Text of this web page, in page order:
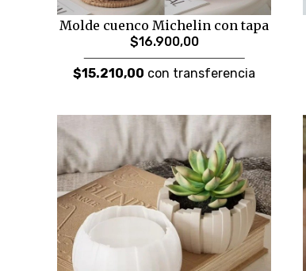
Molde cuenco Michelin con tapa
$16.900,00
$15.210,00 con transferencia